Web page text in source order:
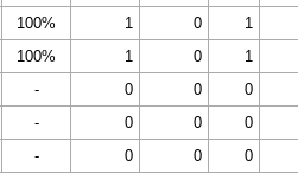
100% 1 0 1
100% 1 0 1
- 0 0 0
- 0 0 0
- 0 0 0